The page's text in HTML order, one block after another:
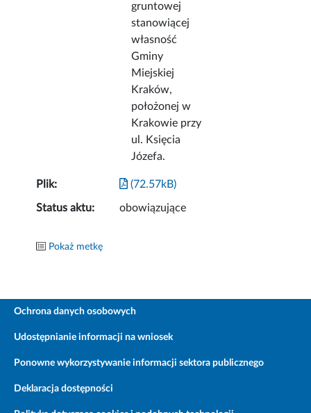
gruntowej
stanowiącej
własność
Gminy
Miejskiej
Kraków,
położonej w
Krakowie przy
ul. Księcia
Józefa.
Plik: (72.57kB)
Status aktu: obowiązujące
Pokaż metkę
Ochrona danych osobowych
Udostępnianie informacji na wniosek
Ponowne wykorzystywanie informacji sektora publicznego
Deklaracja dostępności